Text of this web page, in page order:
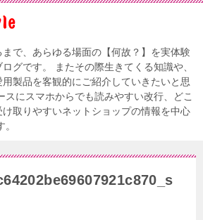
で、あらゆる場面の【何故？】を実体験
グです。 またその際生きてくる知識や、
製品を客観的にご紹介していきたいと思
スにスマホからでも読みやすい改行、どこ
取りやすいネットショップの情報を中心